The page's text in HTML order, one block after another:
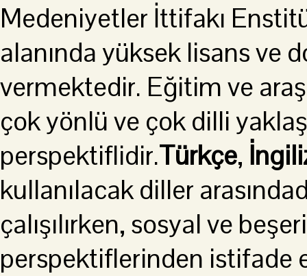
Medeniyetler İttifakı
alanında yüksek lisans ve
vermektedir. Eğitim ve
çok yönlü ve çok dilli
perspektiflidir.Türkçe,
kullanılacak diller
çalışılırken, sosyal ve
perspektiflerinden istifade